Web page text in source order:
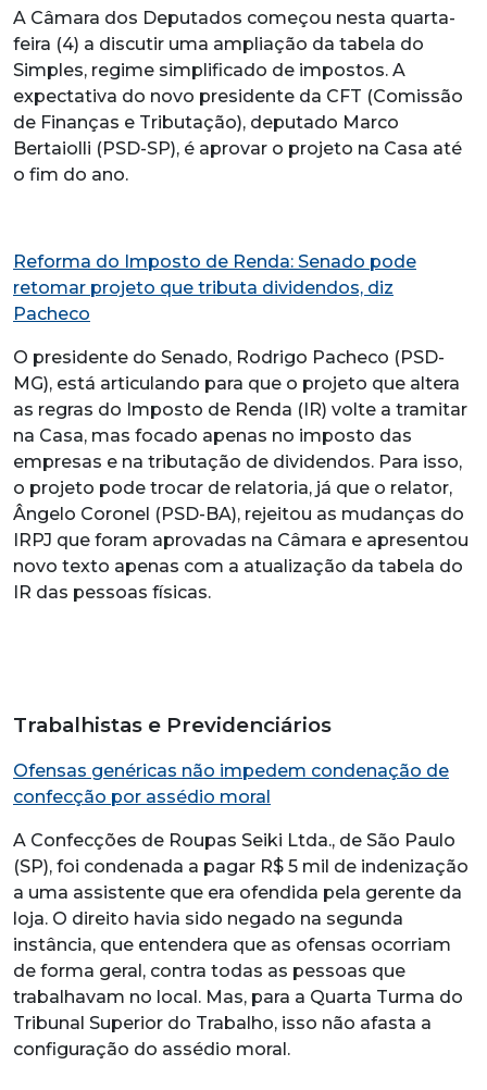
A Câmara dos Deputados começou nesta quarta-
feira (4) a discutir uma ampliação da tabela do
Simples, regime simplificado de impostos. A
expectativa do novo presidente da CFT (Comissão
de Finanças e Tributação), deputado Marco
Bertaiolli (PSD-SP), é aprovar o projeto na Casa até
o fim do ano.
Reforma do Imposto de Renda: Senado pode
retomar projeto que tributa dividendos, diz
Pacheco
O presidente do Senado, Rodrigo Pacheco (PSD-
MG), está articulando para que o projeto que altera
as regras do Imposto de Renda (IR) volte a tramitar
na Casa, mas focado apenas no imposto das
empresas e na tributação de dividendos. Para isso,
o projeto pode trocar de relatoria, já que o relator,
Ângelo Coronel (PSD-BA), rejeitou as mudanças do
IRPJ que foram aprovadas na Câmara e apresentou
novo texto apenas com a atualização da tabela do
IR das pessoas físicas.
Trabalhistas e Previdenciários
Ofensas genéricas não impedem condenação de
confecção por assédio moral
A Confecções de Roupas Seiki Ltda., de São Paulo
(SP), foi condenada a pagar R$ 5 mil de indenização
a uma assistente que era ofendida pela gerente da
loja. O direito havia sido negado na segunda
instância, que entendera que as ofensas ocorriam
de forma geral, contra todas as pessoas que
trabalhavam no local. Mas, para a Quarta Turma do
Tribunal Superior do Trabalho, isso não afasta a
configuração do assédio moral.